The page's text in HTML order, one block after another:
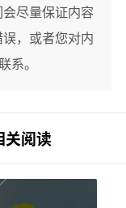
尽量保证内容
，或者您对内
系。
关阅读